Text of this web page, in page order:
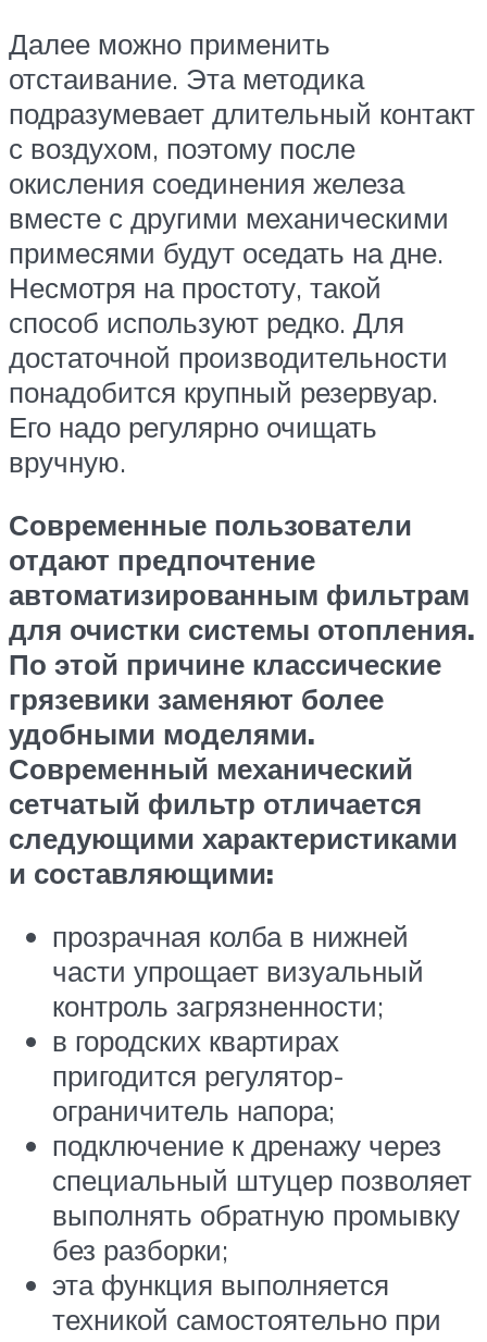
Далее можно применить
отстаивание. Эта методика
подразумевает длительный контакт
с воздухом, поэтому после
окисления соединения железа
вместе с другими механическими
примесями будут оседать на дне.
Несмотря на простоту, такой
способ используют редко. Для
достаточной производительности
понадобится крупный резервуар.
Его надо регулярно очищать
вручную.
Современные пользователи
отдают предпочтение
автоматизированным фильтрам
для очистки системы отопления.
По этой причине классические
грязевики заменяют более
удобными моделями.
Современный механический
сетчатый фильтр отличается
следующими характеристиками
и составляющими:
прозрачная колба в нижней
части упрощает визуальный
контроль загрязненности;
в городских квартирах
пригодится регулятор-
ограничитель напора;
подключение к дренажу через
специальный штуцер позволяет
выполнять обратную промывку
без разборки;
эта функция выполняется
техникой самостоятельно при